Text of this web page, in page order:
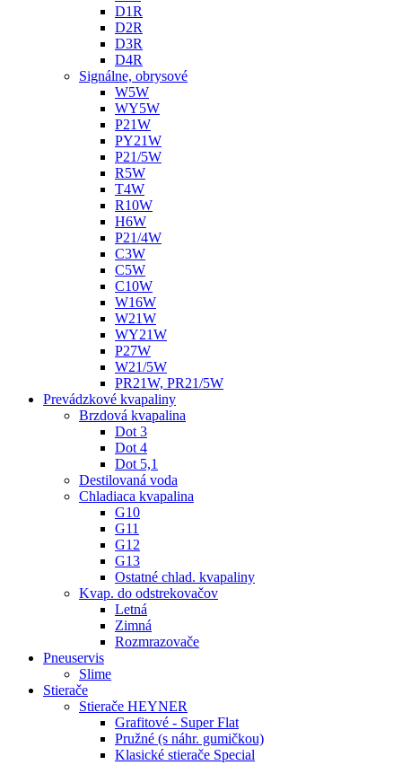
D1R
D2R
D3R
D4R
Signálne, obrysové
W5W
WY5W
P21W
PY21W
P21/5W
R5W
T4W
R10W
H6W
P21/4W
C3W
C5W
C10W
W16W
W21W
WY21W
P27W
W21/5W
PR21W, PR21/5W
Prevádzkové kvapaliny
Brzdová kvapalina
Dot 3
Dot 4
Dot 5,1
Destilovaná voda
Chladiaca kvapalina
G10
G11
G12
G13
Ostatné chlad. kvapaliny
Kvap. do odstrekovačov
Letná
Zimná
Rozmrazovače
Pneuservis
Slime
Stierače
Stierače HEYNER
Grafitové - Super Flat
Pružné (s náhr. gumičkou)
Klasické stierače Special